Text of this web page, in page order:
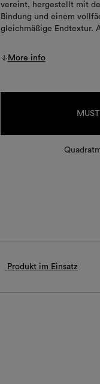
vereint, hergestellt mit
Bindung und einem
gleichmäßige Endtextur.
More info
Produkt im Einsatz